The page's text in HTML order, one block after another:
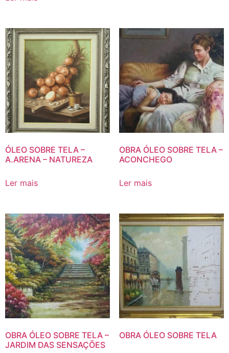
ÓLEO SOBRE TELA –
A.ARENA – NATUREZA
Ler mais
OBRA ÓLEO SOBRE TELA –
ACONCHEGO
Ler mais
OBRA ÓLEO SOBRE TELA –
JARDIM DAS SENSAÇÕES
OBRA ÓLEO SOBRE TELA